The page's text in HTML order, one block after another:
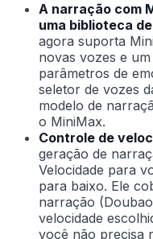
A narração com
uma biblioteca
agora suporta
novas vozes e
parâmetros de
seletor de vozes
modelo de
o MiniMax.
Controle de
geração de
Velocidade para
para baixo. Ele
narração
velocidade
você não precisa